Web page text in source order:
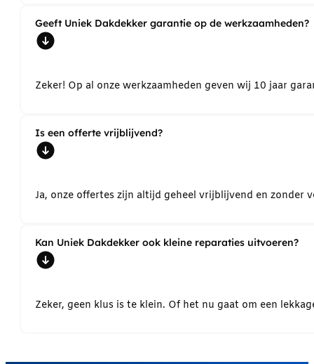
Geeft Uniek Dakdekker garantie op de werkzaamheden?
Zeker! Op al onze werkzaamheden geven wij 10 jaar
Is een offerte vrijblijvend?
Ja, onze offertes zijn altijd geheel vrijblijvend en
Kan Uniek Dakdekker ook kleine reparaties uitvoeren?
Zeker, geen klus is te klein. Of het nu gaat om een